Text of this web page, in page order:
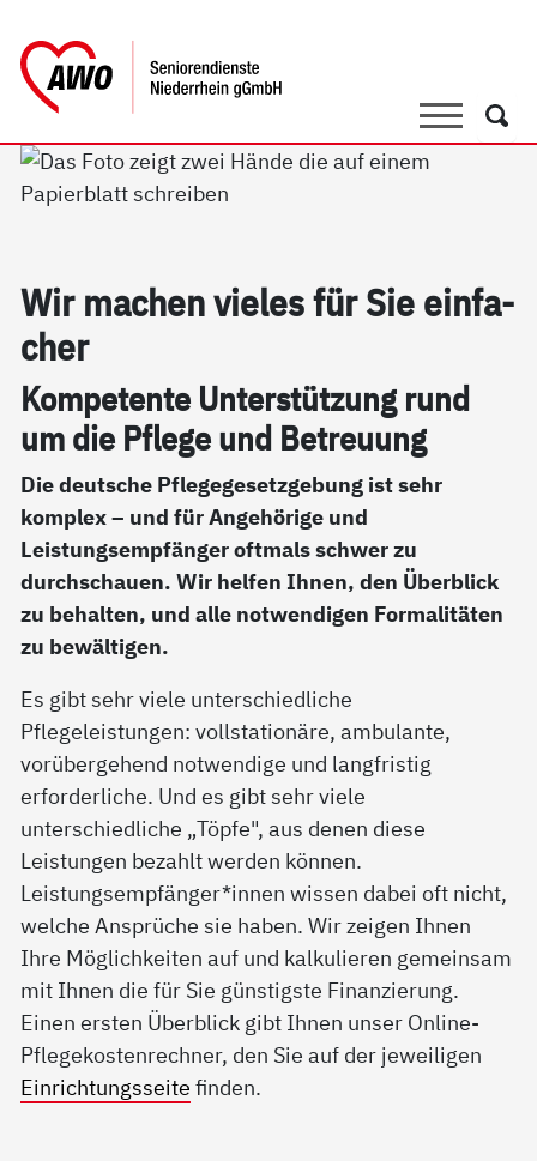
SucheSuche
Wir ma­chen vie­les für Sie ein­fa­
cher
Kom­pe­ten­te Un­ter­stüt­zung rund
um die Pf­le­ge und Be­t­reu­ung
Die deutsche Pflegegesetzgebung ist sehr
komplex – und für Angehörige und
Leistungsempfänger oftmals schwer zu
durchschauen. Wir helfen Ihnen, den Überblick
zu behalten, und alle notwendigen Formalitäten
zu bewältigen.
Es gibt sehr viele unterschiedliche
Pflegeleistungen: vollstationäre, ambulante,
vorübergehend notwendige und langfristig
erforderliche. Und es gibt sehr viele
unterschiedliche „Töpfe", aus denen diese
Leistungen bezahlt werden können.
Leistungsempfänger*innen wissen dabei oft nicht,
welche Ansprüche sie haben. Wir zeigen Ihnen
Ihre Möglichkeiten auf und kalkulieren gemeinsam
mit Ihnen die für Sie günstigste Finanzierung.
Einen ersten Überblick gibt Ihnen unser Online-
Pflegekostenrechner, den Sie auf der jeweiligen
Einrichtungsseite finden.